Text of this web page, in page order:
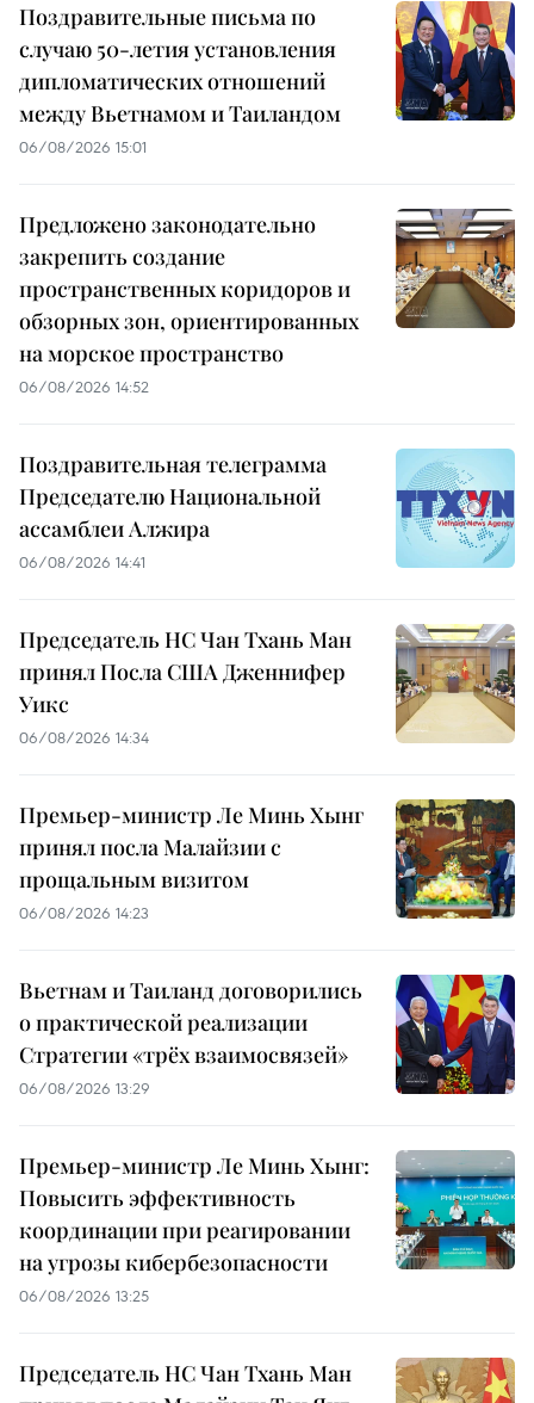
Поздравительные письма по
случаю 50-летия установления
дипломатических отношений
между Вьетнамом и Таиландом
06/08/2026 15:01
Предложено законодательно
закрепить создание
пространственных коридоров и
обзорных зон, ориентированных
на морское пространство
06/08/2026 14:52
Поздравительная телеграмма
Председателю Национальной
ассамблеи Алжира
06/08/2026 14:41
Председатель НС Чан Тхань Ман
принял Посла США Дженнифер
Уикс
06/08/2026 14:34
Премьер-министр Ле Минь Хынг
принял посла Малайзии с
прощальным визитом
06/08/2026 14:23
Вьетнам и Таиланд договорились
о практической реализации
Стратегии «трёх взаимосвязей»
06/08/2026 13:29
Премьер-министр Ле Минь Хынг:
Повысить эффективность
координации при реагировании
на угрозы кибербезопасности
06/08/2026 13:25
Председатель НС Чан Тхань Ман